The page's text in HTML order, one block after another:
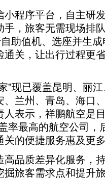
序平台，自主研发
手，旅客无需现场排
助值机、选座并生
通关，让出行过程更
现已覆盖昆明、丽江
、兰州、青岛、海口
人表示，祥鹏航空是
率最高的航空公司，
关的便捷服务惠及更
品质差异化服务，
掘旅客需求点和提升